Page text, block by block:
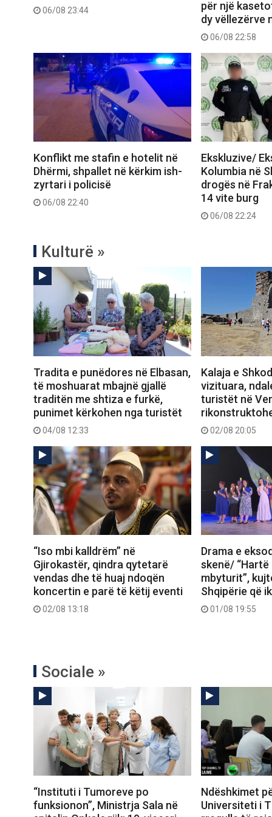
06/08 23:44
për një
dy vëllezërve
06/08 22:58
Konflikt me stafin e hotelit në
Dhërmi, shpallet në kërkim ish-
zyrtari i policisë
06/08 22:40
Ekskluzive/
Kolumbia në
drogës në
14 vite burg
06/08 22:24
Kulturë »
Tradita e punëdores në Elbasan,
të moshuarat mbajnë gjallë
traditën me shtiza e furkë,
punimet kërkohen nga turistët
04/08 12:33
Kalaja e
vizituara,
turistët në
02/08 20:05
“Iso mbi kalldrëm” në
Gjirokastër, qindra qytetarë
vendas dhe të huaj ndoqën
koncertin e parë të këtij eventi
02/08 13:18
Drama e
skenë/
mbyturit”,
Shqipërie që
01/08 19:55
Sociale »
“Instituti i Tumoreve po
funksionon”, Ministrja Sala në
Ndëshkimet
Universiteti i